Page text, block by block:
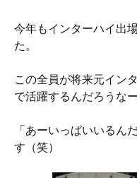
今年もインターハイ出
た。
この全員が将来元イン
で活躍するんだろうな
「あーいっぱいいるん
す（笑）